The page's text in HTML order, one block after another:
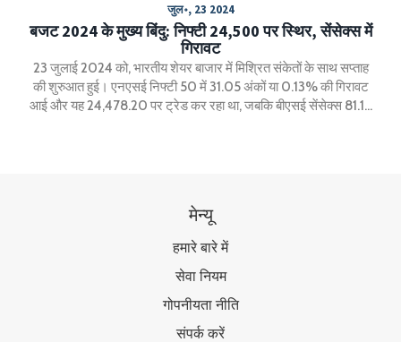
जुल॰, 23 2024
बजट 2024 के मुख्य बिंदु: निफ्टी 24,500 पर स्थिर, सेंसेक्स में
गिरावट
23 जुलाई 2024 को, भारतीय शेयर बाजार में मिश्रित संकेतों के साथ सप्ताह
की शुरुआत हुई। एनएसई निफ्टी 50 में 31.05 अंकों या 0.13% की गिरावट
आई और यह 24,478.20 पर ट्रेड कर रहा था, जबकि बीएसई सेंसेक्स 81.16
मेन्यू
हमारे बारे में
सेवा नियम
गोपनीयता नीति
संपर्क करें